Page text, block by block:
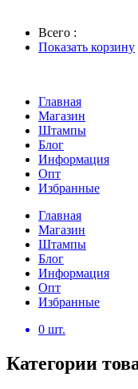
Всего :
Показать корзину
Главная
Магазин
Штампы
Блог
Информация
Опт
Избранные
Главная
Магазин
Штампы
Блог
Информация
Опт
Избранные
0 шт.
Категории